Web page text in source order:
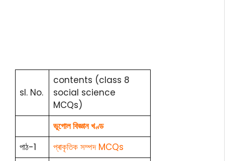
sl. No.
contents (class 8
social science
MCQs)
ভূগোল বিজ্ঞান খণ্ড
পাঠ-1
প্ৰাকৃতিক সম্পদ MCQs